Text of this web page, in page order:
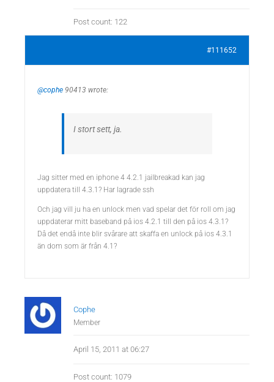
Post count: 122
#111652
@cophe 90413 wrote:
I stort sett, ja.
Jag sitter med en iphone 4 4.2.1 jailbreakad kan jag
uppdatera till 4.3.1? Har lagrade ssh
Och jag vill ju ha en unlock men vad spelar det för roll om jag
uppdaterar mitt baseband på ios 4.2.1 till den på ios 4.3.1?
Då det endå inte blir svårare att skaffa en unlock på ios 4.3.1
än dom som är från 4.1?
Cophe
Member
April 15, 2011 at 06:27
Post count: 1079